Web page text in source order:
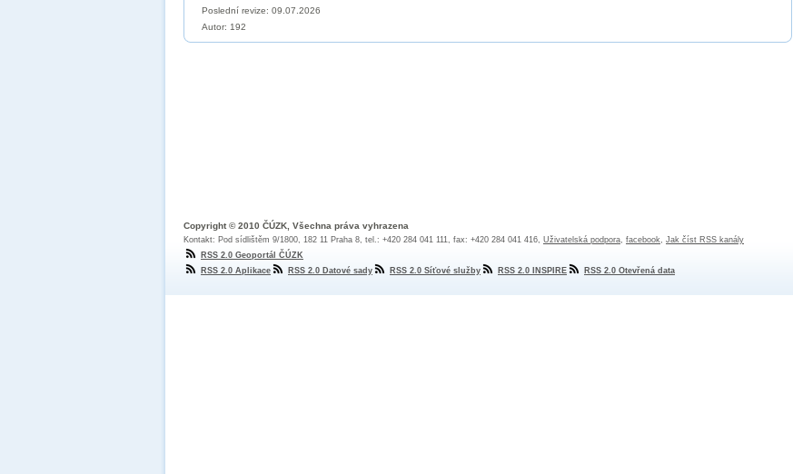
Poslední revize: 09.07.2026
Autor: 192
Copyright © 2010 ČÚZK, Všechna práva vyhrazena
Kontakt: Pod sídlištěm 9/1800, 182 11 Praha 8, tel.: +420 284 041 111, fax: +420 284 041 416, Uživatelská podpora, facebook, Jak číst RSS kanály
RSS 2.0 Geoportál ČÚZK
RSS 2.0 Aplikace
RSS 2.0 Datové sady RSS 2.0 Síťové služby RSS 2.0 INSPIRE RSS 2.0 Otevřená data